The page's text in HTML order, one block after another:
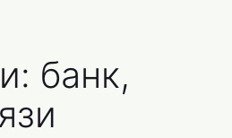
банк,